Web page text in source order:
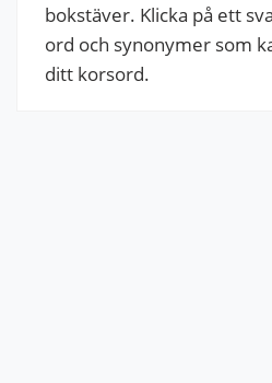
bokstäver. Klicka på ett
ord och synonymer som
ditt korsord.